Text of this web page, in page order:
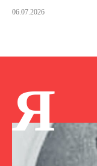
06.07.2026
Я